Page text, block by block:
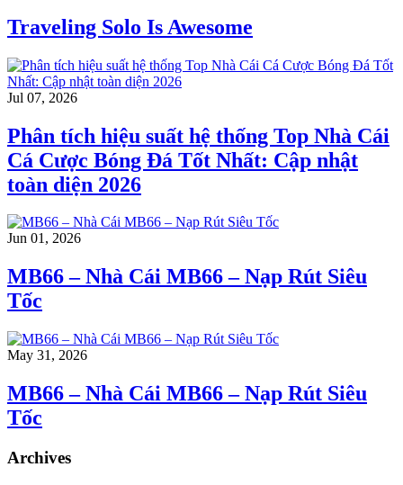
Traveling Solo Is Awesome
Jul 07, 2026
Phân tích hiệu suất hệ thống Top Nhà Cái
Cá Cược Bóng Đá Tốt Nhất: Cập nhật
toàn diện 2026
Jun 01, 2026
MB66 – Nhà Cái MB66 – Nạp Rút Siêu
Tốc
May 31, 2026
MB66 – Nhà Cái MB66 – Nạp Rút Siêu
Tốc
Archives